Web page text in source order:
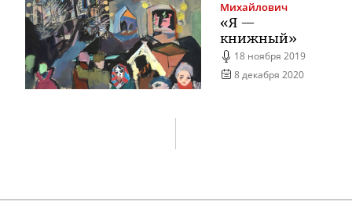
Михайлович
«Я —
книжный»
18 ноября 2019
8 декабря 2020